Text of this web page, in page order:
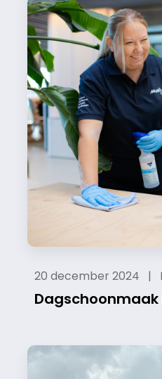
20 december 2024 |